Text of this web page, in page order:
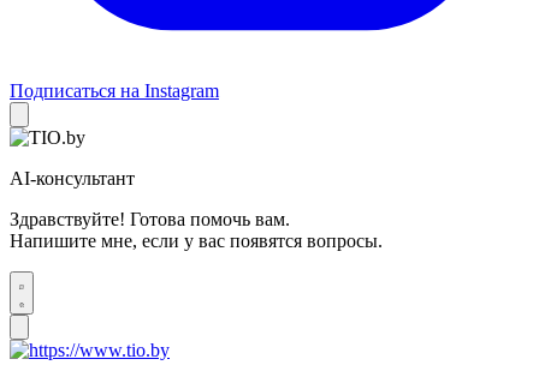
Подписаться на Instagram
AI-консультант
Здравствуйте! Готова помочь вам.
Напишите мне, если у вас появятся вопросы.